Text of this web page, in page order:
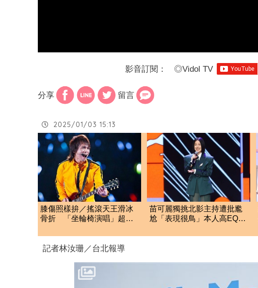
影音訂閱： ◎Vidol TV
分享 留言
2025/01/03 15:13
膝傷照樣拚／搖滾天王滑冰
骨折 「坐輪椅演唱」超敬
苗可麗獨挑北影主持遭批尷
尬「表現很鳥」本人高EQ回
記者林汝珊／台北報導